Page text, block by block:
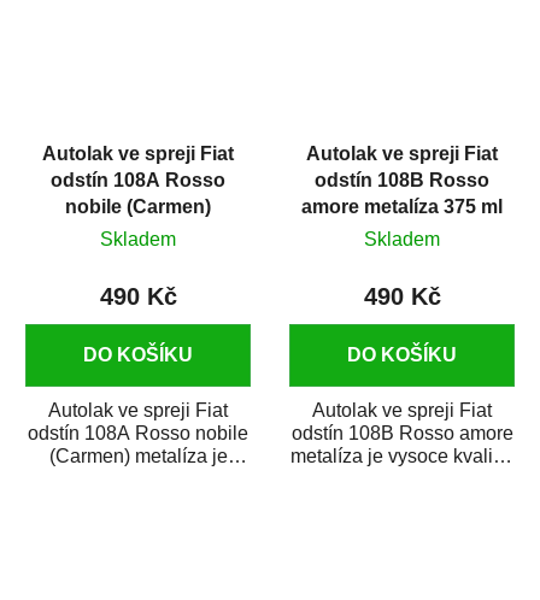
Autolak ve spreji Fiat
odstín 108A Rosso
nobile (Carmen)
metalíza 375 ml
Skladem
490 Kč
DO KOŠÍKU
Autolak ve spreji Fiat
odstín 108A Rosso nobile
(Carmen) metalíza je
Autolak ve spreji Fiat
odstín 108B Rosso
amore metalíza 375 ml
Skladem
490 Kč
DO KOŠÍKU
Autolak ve spreji Fiat
odstín 108B Rosso amore
metalíza je vysoce kvalitní